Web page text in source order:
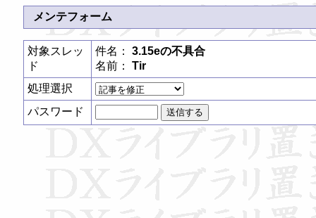
メンテフォーム
対象スレッ
ド
件名： 3.15eの不具合
名前： Tir
処理選択
パスワード